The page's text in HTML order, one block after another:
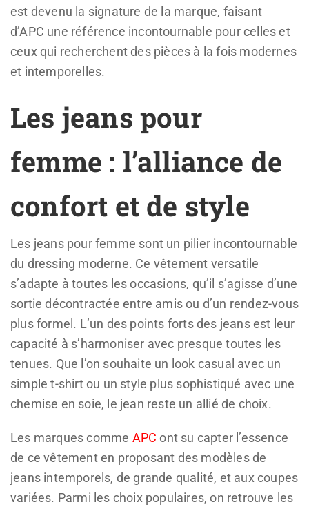
est devenu la signature de la marque, faisant
d’APC une référence incontournable pour celles et
ceux qui recherchent des pièces à la fois modernes
et intemporelles.
Les jeans pour
femme : l’alliance de
confort et de style
Les jeans pour femme sont un pilier incontournable
du dressing moderne. Ce vêtement versatile
s’adapte à toutes les occasions, qu’il s’agisse d’une
sortie décontractée entre amis ou d’un rendez-vous
plus formel. L’un des points forts des jeans est leur
capacité à s’harmoniser avec presque toutes les
tenues. Que l’on souhaite un look casual avec un
simple t-shirt ou un style plus sophistiqué avec une
chemise en soie, le jean reste un allié de choix.
Les marques comme APC ont su capter l’essence
de ce vêtement en proposant des modèles de
jeans intemporels, de grande qualité, et aux coupes
variées. Parmi les choix populaires, on retrouve les